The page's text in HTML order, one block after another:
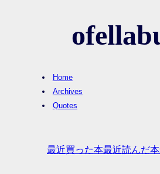
Home
Archives
Quotes
最近買った本最近読んだ本